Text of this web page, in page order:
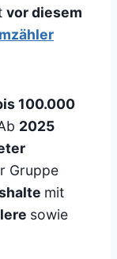
vor diesem
100.000
2025
Gruppe
mit
sowie